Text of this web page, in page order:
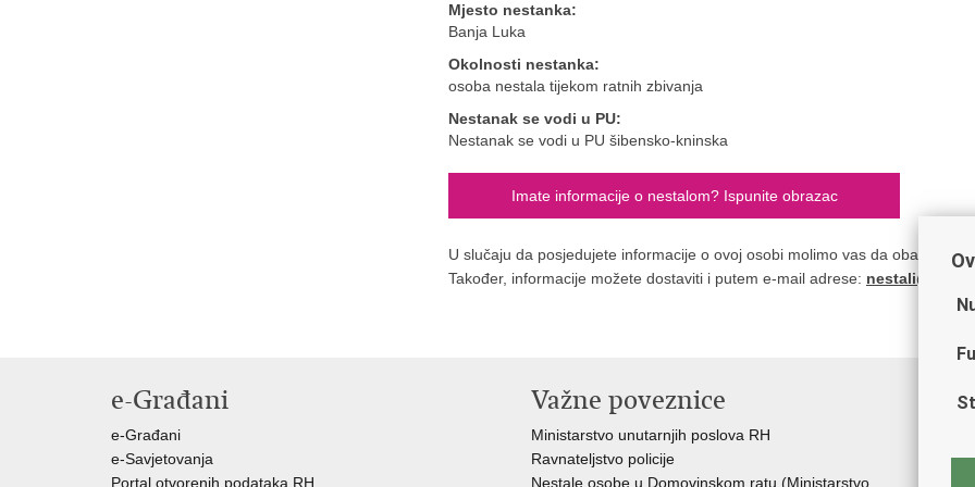
Mjesto nestanka:
Banja Luka
Okolnosti nestanka:
osoba nestala tijekom ratnih zbivanja
Nestanak se vodi u PU:
Nestanak se vodi u PU šibensko-kninska
Imate informacije o nestalom? Ispunite obrazac
U slučaju da posjedujete informacije o ovoj osobi molimo vas da
Također, informacije možete dostaviti i putem e-mail adrese:
e-Građani
e-Građani
e-Savjetovanja
Portal otvorenih podataka RH
Važne poveznice
Ministarstvo unutarnjih poslova RH
Ravnateljstvo policije
Nestale osobe u Domovinskom ratu (Ministarstvo